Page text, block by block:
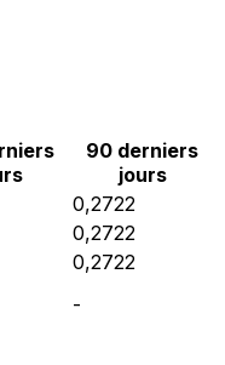
90 derniers
jours
0,2722
0,2722
0,2722
-